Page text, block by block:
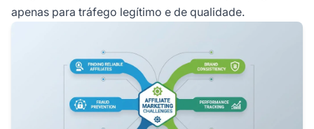
apenas para tráfego legítimo e de qualidade.